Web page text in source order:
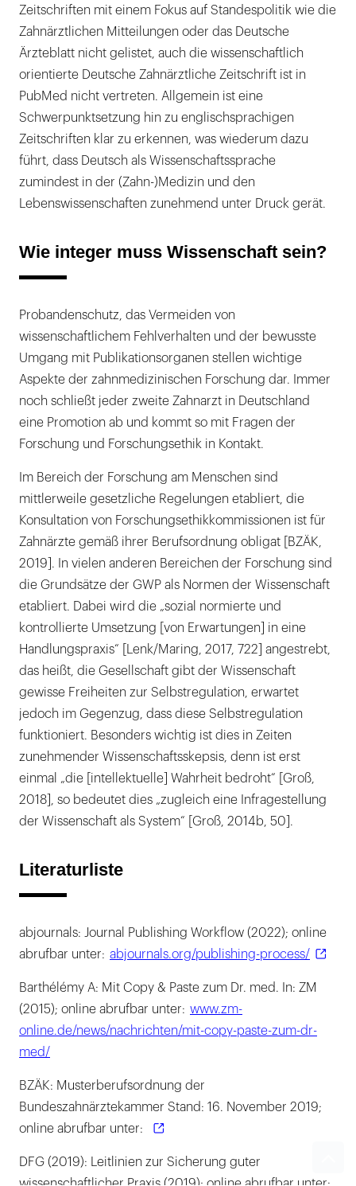
Zeitschriften mit einem Fokus auf Standespolitik wie die
Zahnärztlichen Mitteilungen oder das Deutsche
Ärzteblatt nicht gelistet, auch die wissenschaftlich
orientierte Deutsche Zahnärztliche Zeitschrift ist in
PubMed nicht vertreten. Allgemein ist eine
Schwerpunktsetzung hin zu englischsprachigen
Zeitschriften klar zu erkennen, was wiederum dazu
führt, dass Deutsch als Wissenschaftssprache
zumindest in der (Zahn-)Medizin und den
Lebenswissenschaften zunehmend unter Druck gerät.
Wie integer muss Wissenschaft sein?
Probandenschutz, das Vermeiden von
wissenschaftlichem Fehlverhalten und der bewusste
Umgang mit Publikationsorganen stellen wichtige
Aspekte der zahnmedizinischen Forschung dar. Immer
noch schließt jeder zweite Zahnarzt in Deutschland
eine Promotion ab und kommt so mit Fragen der
Forschung und Forschungsethik in Kontakt.
Im Bereich der Forschung am Menschen sind
mittlerweile gesetzliche Regelungen etabliert, die
Konsultation von Forschungsethikkommissionen ist für
Zahnärzte gemäß ihrer Berufsordnung obligat [BZÄK,
2019]. In vielen anderen Bereichen der Forschung sind
die Grundsätze der GWP als Normen der Wissenschaft
etabliert. Dabei wird die „sozial normierte und
kontrollierte Umsetzung [von Erwartungen] in eine
Handlungspraxis“ [Lenk/Maring, 2017, 722] angestrebt,
das heißt, die Gesellschaft gibt der Wissenschaft
gewisse Freiheiten zur Selbstregulation, erwartet
jedoch im Gegenzug, dass diese Selbstregulation
funktioniert. Besonders wichtig ist dies in Zeiten
zunehmender Wissenschaftsskepsis, denn ist erst
einmal „die [intellektuelle] Wahrheit bedroht“ [Groß,
2018], so bedeutet dies „zugleich eine Infragestellung
der Wissenschaft als System“ [Groß, 2014b, 50].
Literaturliste
abjournals: Journal Publishing Workflow (2022); online
abrufbar unter: abjournals.org/publishing-process/
Barthélémy A: Mit Copy & Paste zum Dr. med. In: ZM
(2015); online abrufbar unter: www.zm-
online.de/news/nachrichten/mit-copy-paste-zum-dr-
med/
BZÄK: Musterberufsordnung der
Bundeszahnärztekammer Stand: 16. November 2019;
online abrufbar unter:
DFG (2019): Leitlinien zur Sicherung guter
wissenschaftlicher Praxis (2019); online abrufbar unter: